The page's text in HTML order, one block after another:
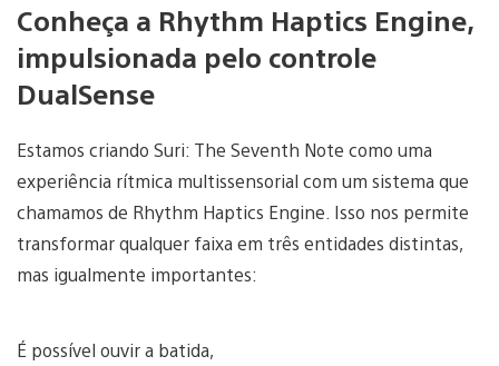
Conheça a Rhythm Haptics Engine,
impulsionada pelo controle
DualSense
Estamos criando Suri: The Seventh Note como uma
experiência rítmica multissensorial com um sistema que
chamamos de Rhythm Haptics Engine. Isso nos permite
transformar qualquer faixa em três entidades distintas,
mas igualmente importantes:
É possível ouvir a batida,